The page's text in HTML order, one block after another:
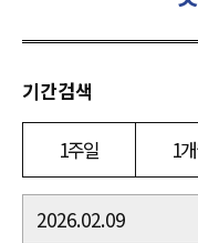
기간검색
1주일 1